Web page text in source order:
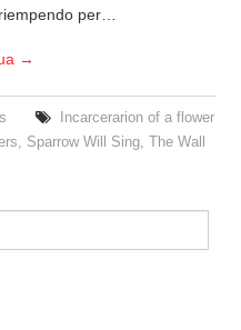
per…
→
Incarcerarion of a flower
, Sparrow Will Sing,The Wall